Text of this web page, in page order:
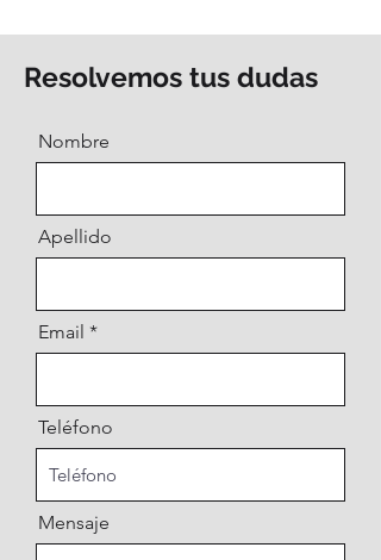
Resolvemos tus dudas
Nombre
Apellido
Email
Teléfono
Mensaje